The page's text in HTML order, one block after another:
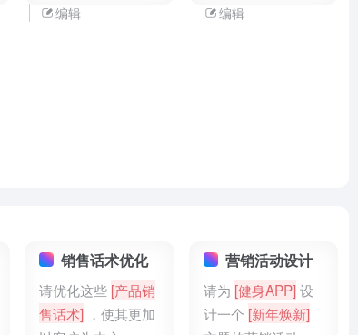
短、更聚焦的单元-
编辑
于主题- 增强段落之
编辑
销售话术优化
请优化这些 [产品销
售话术] ，使其更加
营销活动设计
请为 [健身APP]设
计一个 [新年焕新]